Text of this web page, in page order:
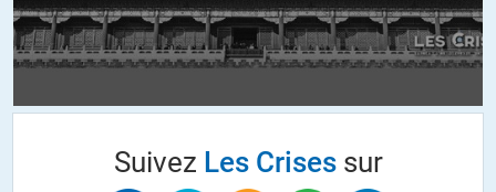
Suivez Les Crisessur